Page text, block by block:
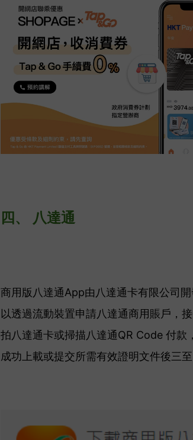
四、 八達通
商用版八達通App由八達通卡有限公司
以透過流動裝置申請八達通商用賬戶，
拍八達通卡或掃描八達通QR Code 付
成功上載或提交所需有效證明文件後三